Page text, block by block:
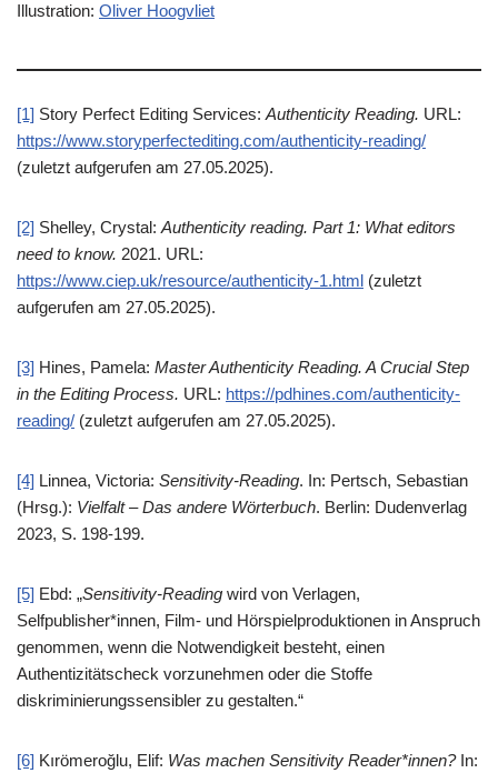
Illustration: Oliver Hoogvliet
[1] Story Perfect Editing Services: Authenticity Reading. URL:
https://www.storyperfectediting.com/authenticity-reading/
(zuletzt aufgerufen am 27.05.2025).
[2] Shelley, Crystal: Authenticity reading. Part 1: What editors
need to know. 2021. URL:
https://www.ciep.uk/resource/authenticity-1.html (zuletzt
aufgerufen am 27.05.2025).
[3] Hines, Pamela: Master Authenticity Reading. A Crucial Step
in the Editing Process. URL: https://pdhines.com/authenticity-
reading/ (zuletzt aufgerufen am 27.05.2025).
[4] Linnea, Victoria: Sensitivity-Reading. In: Pertsch, Sebastian
(Hrsg.): Vielfalt – Das andere Wörterbuch. Berlin: Dudenverlag
2023, S. 198-199.
[5] Ebd: „Sensitivity-Reading wird von Verlagen,
Selfpublisher*innen, Film- und Hörspielproduktionen in Anspruch
genommen, wenn die Notwendigkeit besteht, einen
Authentizitätscheck vorzunehmen oder die Stoffe
diskriminierungssensibler zu gestalten.“
[6] Kırömeroğlu, Elif: Was machen Sensitivity Reader*innen?In: